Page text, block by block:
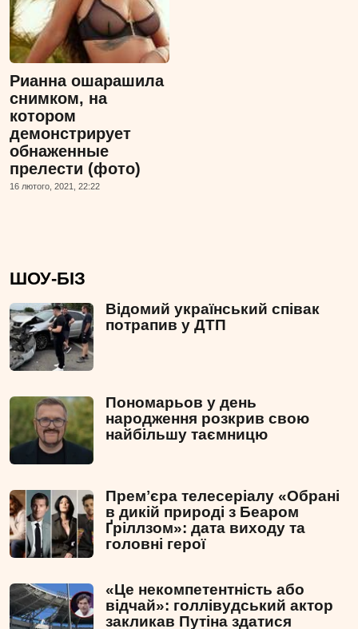
Рианна ошарашила
снимком, на
котором
демонстрирует
обнаженные
прелести (фото)
16 лютого, 2021, 22:22
ШОУ-БІЗ
Відомий український співак
потрапив у ДТП
Пономарьов у день
народження розкрив свою
найбільшу таємницю
Премʼєра телесеріалу «Обрані
в дикій природі з Беаром
Ґріллзом»: дата виходу та
головні герої
«Це некомпетентність або
відчай»: голлівудський актор
закликав Путіна здатися